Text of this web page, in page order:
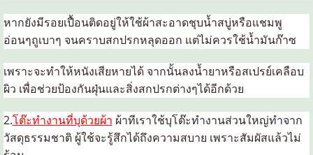
หากยังมีรอยเปื้อนติดอยู่ให้ใช้ผ้าสะอาดชุบน้ำสบู่หรือแชมพู
อ่อนๆถูเบาๆ จนคราบสกปรกหลุดออก แต่ไม่ควรใช้น้ำมันก๊าซ
เพราะจะทำให้หนังเสียหายได้ จากนั้นลงน้ำยาหรือสเปรย์เคลือบ
ผิว เพื่อช่วยป้องกันฝุ่นและสิ่งสกปรกต่างๆได้อีกด้วย
2.โต๊ะทำงานที่บุด้วยผ้า ผ้าทีเราใช้บุโต๊ะทำงานส่วนใหญ่ทำจาก
วัสดุธรรมชาติ ผู้ใช้จะรู้สึกได้ถึงความสบาย เพราะสัมผัสแล้วไม่